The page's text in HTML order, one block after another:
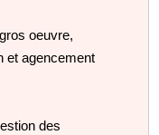
oeuvre,
et agencement
des